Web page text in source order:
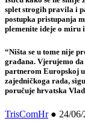
splet strogih pravila i
postupka pristupanja
plemenite ideje o miru
“Ništa se u tome nije
građana. Vjerujemo
partnerom Europskoj
zajedničkoga rada,
poručuje hrvatska
TrisComHr● 24/